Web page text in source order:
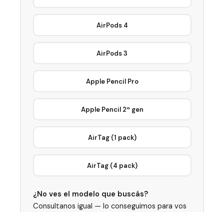
AirPods 4
AirPods 3
Apple Pencil Pro
Apple Pencil 2ª gen
AirTag (1 pack)
AirTag (4 pack)
¿No ves el modelo que buscás?
Consultanos igual — lo conseguimos para vos